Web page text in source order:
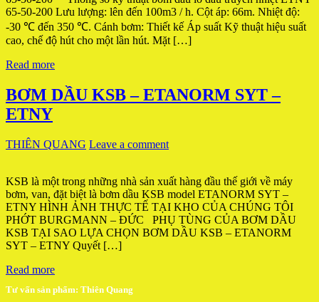
65-50-200 Lưu lượng: lên đến 100m3 / h. Cột áp: 66m. Nhiệt độ:
-30 ℃ đến 350 ℃. Cánh bơm: Thiết kế Áp suất Kỹ thuật hiệu suất
cao, chế độ hút cho một lần hút. Mặt […]
Read more
BƠM DẦU KSB – ETANORM SYT –
ETNY
THIÊN QUANG Leave a comment
KSB là một trong những nhà sản xuất hàng đầu thế giới về máy
bơm, van, đặt biệt là bơm dầu KSB model ETANORM SYT –
ETNY HÌNH ẢNH THỰC TẾ TẠI KHO CỦA CHÚNG TÔI
PHỚT BURGMANN – ĐỨC PHỤ TÙNG CỦA BƠM DẦU
KSB TẠI SAO LỰA CHỌN BƠM DẦU KSB – ETANORM
SYT – ETNY Quyết […]
Read more
Tư vấn sản phẩm: Thiên Quang